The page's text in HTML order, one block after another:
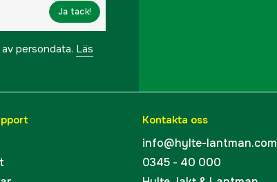
Ja tack!
persondata. Läs
Kontakta oss
info@hylte-lantman.com
0345 - 40 000